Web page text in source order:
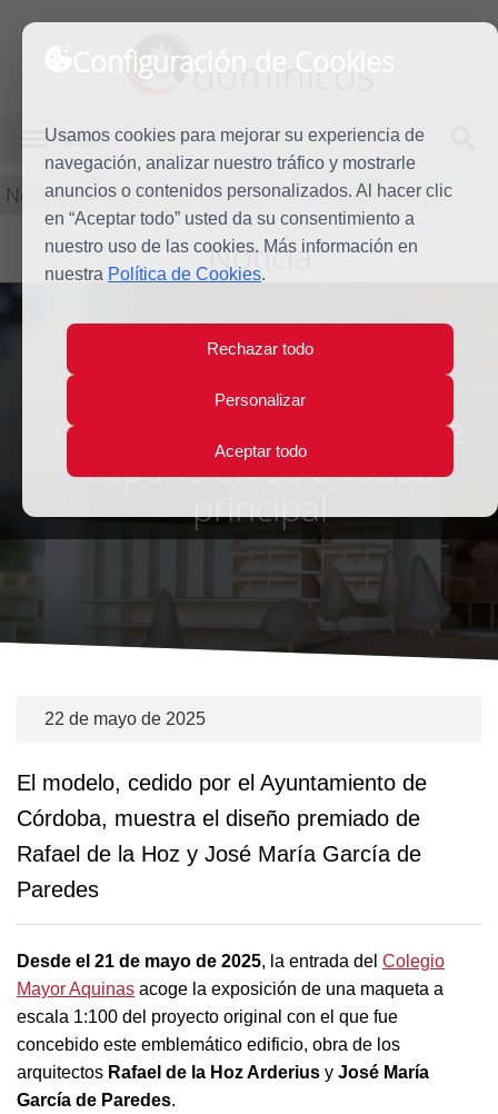
Configuración de Cookies
Usamos cookies para mejorar su experiencia de
navegación, analizar nuestro tráfico y mostrarle
anuncios o contenidos personalizados. Al hacer clic
en “Aceptar todo” usted da su consentimiento a
nuestro uso de las cookies. Más información en
nuestra Política de Cookies.
Rechazar todo
Personalizar
Aceptar todo
dominicos
MENÚ
Noticias
Noticia
La maqueta original del
Colegio Mayor Aquinas se
expone en su entrada
principal
22 de mayo de 2025
El modelo, cedido por el Ayuntamiento de
Córdoba, muestra el diseño premiado de
Rafael de la Hoz y José María García de
Paredes
Desde el 21 de mayo de 2025, la entrada del Colegio
Mayor Aquinas acoge la exposición de una maqueta a
escala 1:100 del proyecto original con el que fue
concebido este emblemático edificio, obra de los
arquitectos Rafael de la Hoz Arderius y José María
García de Paredes.